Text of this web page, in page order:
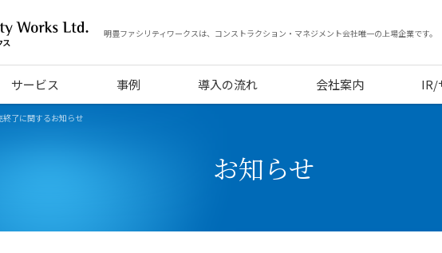
明豊ファシリティワークスは、コンストラクション・マネジメント会社唯一の上場企業です。
サービス 事例 導入の流れ 会社案内 IR/
終了に関するお知らせ
お知らせ